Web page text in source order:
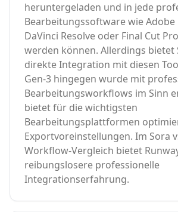
heruntergeladen und in jede
Bearbeitungssoftware wie Adobe
DaVinci Resolve oder Final Cut
werden können. Allerdings bietet
direkte Integration mit diesen
Gen-3 hingegen wurde mit
Bearbeitungsworkflows im Sinn
bietet für die wichtigsten
Bearbeitungsplattformen
Exportvoreinstellungen. Im Sora
Workflow-Vergleich bietet
reibungslosere professionelle
Integrationserfahrung.